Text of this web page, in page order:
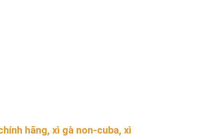
hãng, xì gà non-cuba, xì